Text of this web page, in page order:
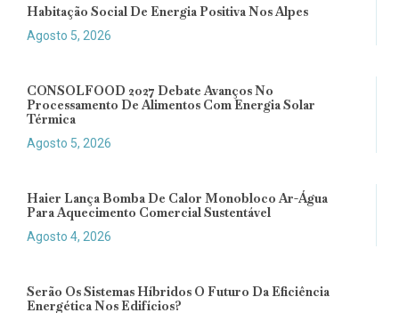
Habitação Social De Energia Positiva Nos Alpes
Agosto 5, 2026
CONSOLFOOD 2027 Debate Avanços No
Processamento De Alimentos Com Energia Solar
Térmica
Agosto 5, 2026
Haier Lança Bomba De Calor Monobloco Ar-Água
Para Aquecimento Comercial Sustentável
Agosto 4, 2026
Serão Os Sistemas Híbridos O Futuro Da Eficiência
Energética Nos Edifícios?